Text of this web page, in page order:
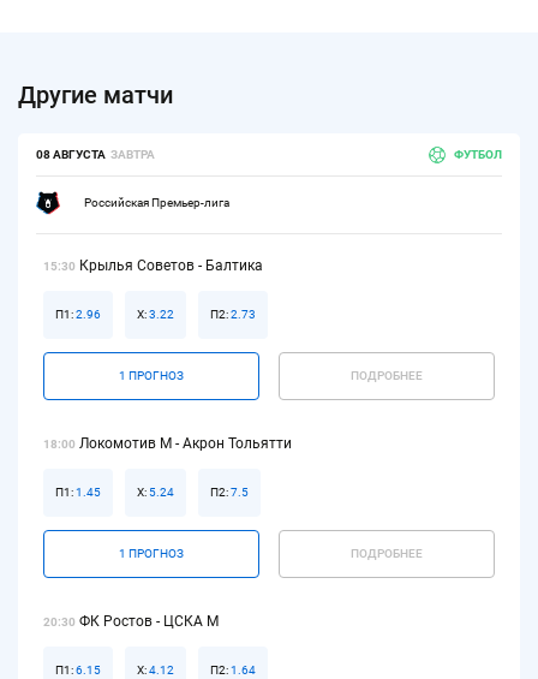
Другие матчи
08 АВГУСТА ЗАВТРА ФУТБОЛ
Российская Премьер-лига
15:30 Крылья Советов - Балтика
1 ПРОГНОЗ
П1:2.96 Х:3.22 П2:2.73
ПОДРОБНЕЕ
18:00 Локомотив М - Акрон Тольятти
1 ПРОГНОЗ
П1:1.45 Х:5.24 П2:7.5
ПОДРОБНЕЕ
20:30 ФК Ростов - ЦСКА М
П1:6.15 Х:4.12 П2:1.64